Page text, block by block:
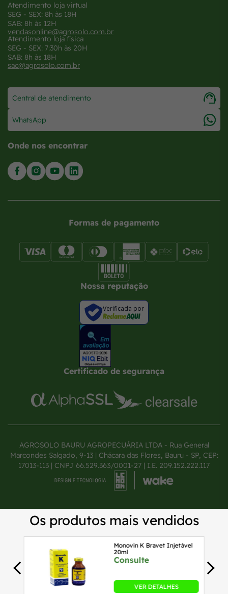
Atendimento loja virtual
SEG - SEX: 8h às 18H
SAB: 8h às 12H
vendasonline@agrosolo.com.br
Atendimento loja física
SEG - SEX: 7:30h às 20H
SAB: 8h às 18H
sac@agrosolo.com.br
Central de atendimento
WhatsApp
Onde nos encontrar
Formas de pagamento
Nossa reputação
Verificada por
Certificado de segurança
AGROSOLO BAURU AGROPECUÁRIA LTDA - Rua General
Marcondes Salgado, 9-13 | Chácara das Flores, Bauru - SP, CEP:
17013-113 | CNPJ 66.529.363/0001-27 | I.E. 209.152.222.117